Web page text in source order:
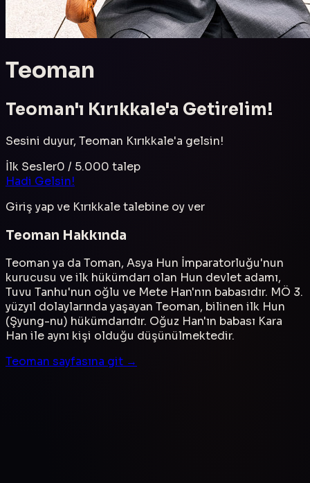
Teoman
Teoman'ı Kırıkkale'a Getirelim!
Sesini duyur, Teoman Kırıkkale'a gelsin!
İlk Sesler0 / 5.000 talep
Hadi Gelsin!
Giriş yap ve Kırıkkaletalebine oy ver
Teoman Hakkında
Teoman ya da Toman, Asya Hun İmparatorluğu'nun
kurucusu ve ilk hükümdarı olan Hun devlet adamı,
Tuvu Tanhu'nun oğlu ve Mete Han'nın babasıdır. MÖ 3.
yüzyıl dolaylarında yaşayan Teoman, bilinen ilk Hun
(Şyung-nu) hükümdarıdır. Oğuz Han'ın babası Kara
Han ile aynı kişi olduğu düşünülmektedir.
Teoman sayfasına git →